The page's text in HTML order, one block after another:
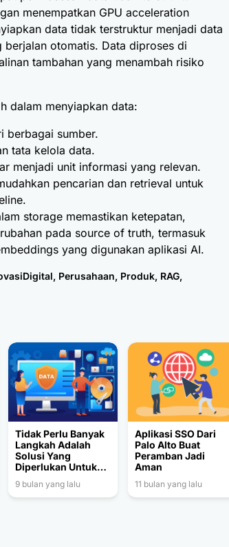
menempatkan GPU acceleration
data tidak terstruktur menjadi data
otomatis. Data diproses di
tambahan yang menambah risiko
dalam menyiapkan data:
berbagai sumber.
tata kelola data.
menjadi unit informasi yang relevan.
pencarian dan retrieval untuk
storage memastikan ketepatan,
pada source of truth, termasuk
yang digunakan aplikasi AI.
, Perusahaan, Produk, RAG,
Tidak Perlu Banyak
Langkah Adalah
Solusi Yang
Diperlukan Untuk
9 bulan yang lalu
Aplikasi SSO Dari
Palo Alto Buat
Peramban Jadi
Aman
11 bulan yang lalu